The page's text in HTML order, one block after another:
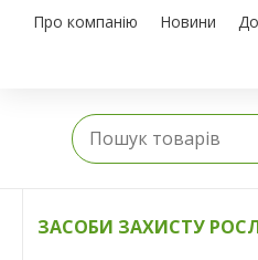
Про компанію Новини
ЗАСОБИ ЗАХИСТУ